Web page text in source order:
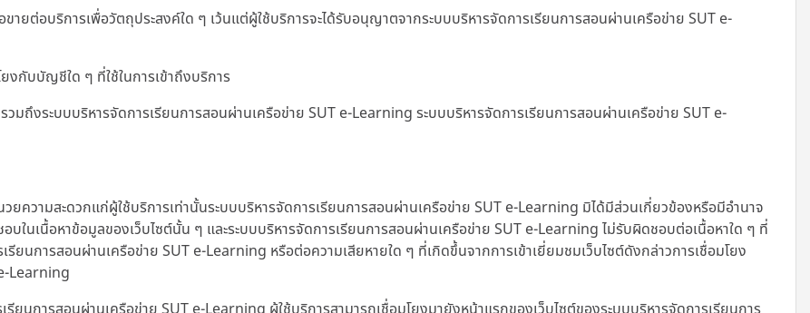
ยต่อบริการเพื่อวัตถุประสงค์ใด ๆ เว้นแต่ผู้ใช้บริการจะได้รับอนุญาตจากระบบบริหารจัดการเรียนการสอนผ่านเครือข่าย SUT e-
กับบัญชีใด ๆ ที่ใช้ในการเข้าถึงบริการ
ถึงระบบบริหารจัดการเรียนการสอนผ่านเครือข่าย SUT e-Learning ระบบบริหารจัดการเรียนการสอนผ่านเครือข่าย SUT e-
ยความสะดวกแก่ผู้ใช้บริการเท่านั้นระบบบริหารจัดการเรียนการสอนผ่านเครือข่าย SUT e-Learning มิได้มีส่วนเกี่ยวข้องหรือมีอำนาจ
นเนื้อหาข้อมูลของเว็บไซต์นั้น ๆ และระบบบริหารจัดการเรียนการสอนผ่านเครือข่าย SUT e-Learning ไม่รับผิดชอบต่อเนื้อหาใด ๆ ที่
ยนการสอนผ่านเครือข่าย SUT e-Learning หรือต่อความเสียหายใด ๆ ที่เกิดขึ้นจากการเข้าเยี่ยมชมเว็บไซต์ดังกล่าวการเชื่อมโยง
Learning
นการสอนผ่านเครือข่าย SUT e-Learning ผู้ใช้บริการสามารถเชื่อมโยงมายังหน้าแรกของเว็บไซต์ของระบบบริหารจัดการเรียนการ